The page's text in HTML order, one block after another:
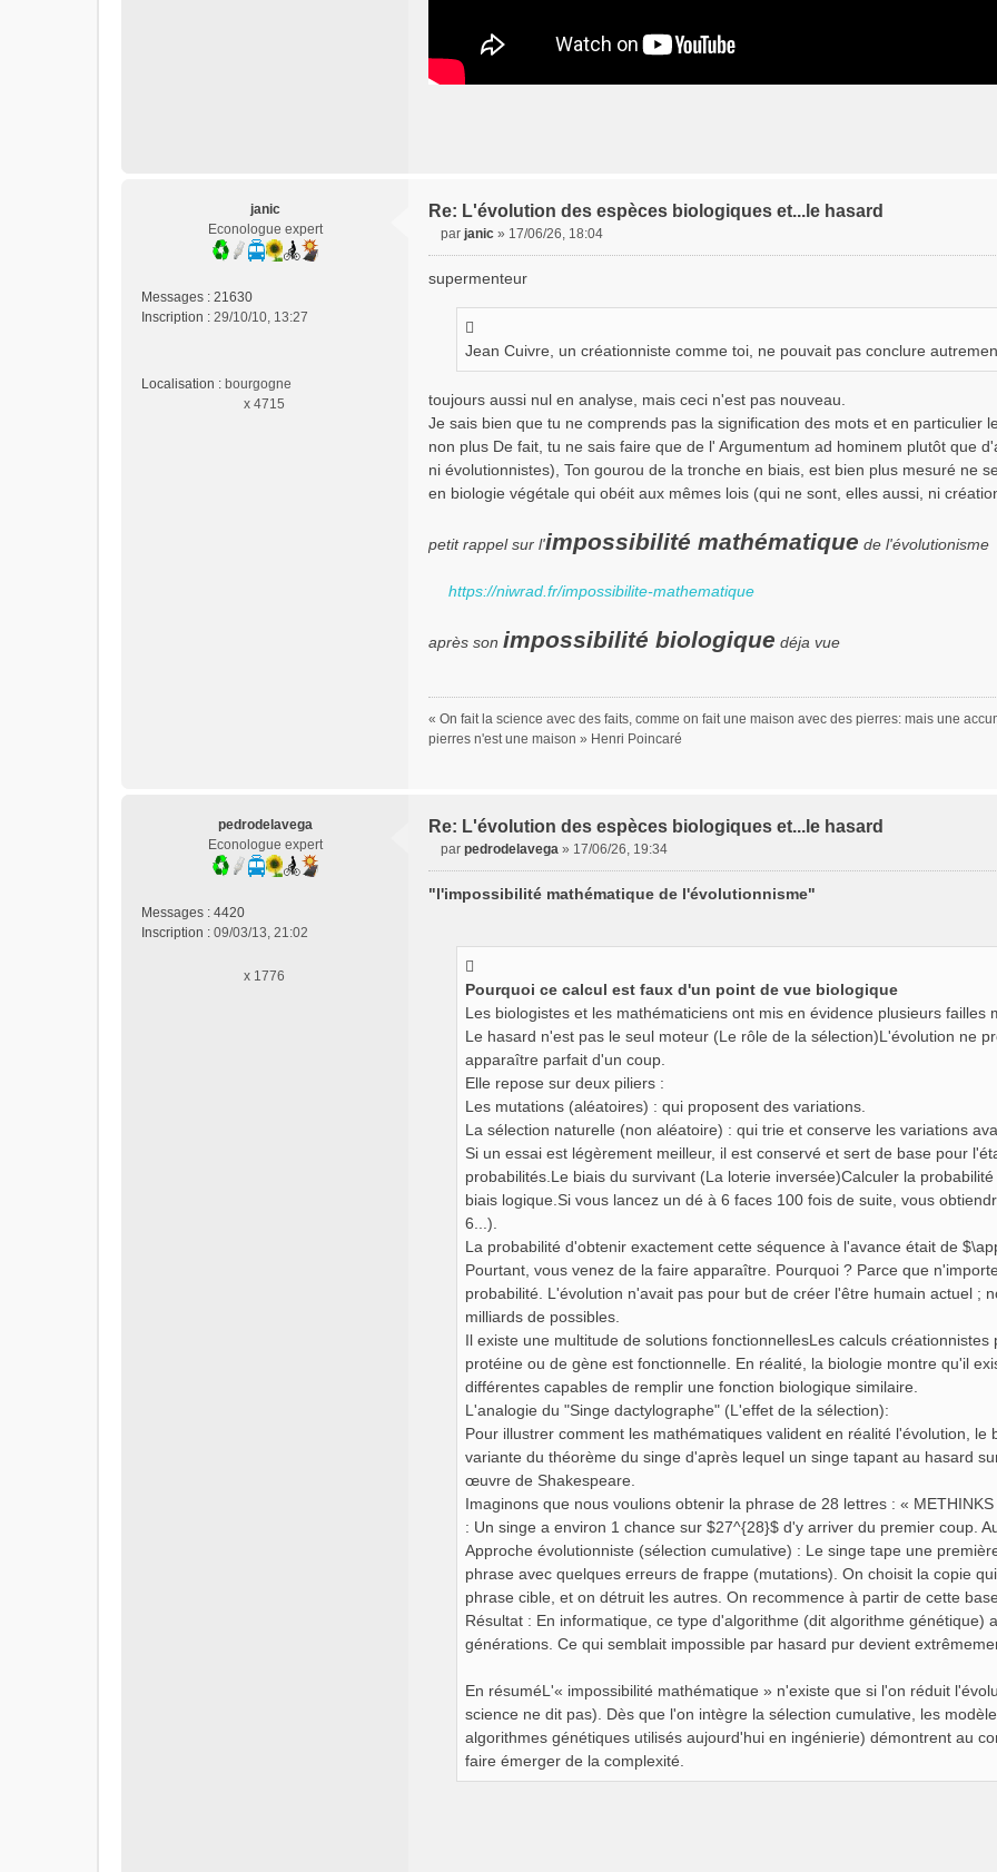
janic
Econologue expert
Messages : 21630
Inscription : 29/10/10, 13:27
Localisation : bourgogne
x 4715
Re: L'évolution des espèces biologiques et...le hasard
s
o
n
l
u
par janic » 17/06/26, 18:04
supermenteur
Jean Cuivre, un créationniste comme toi, ne pouvait pas conclure
toujours aussi nul en analyse, mais ceci n'est pas nouveau.
Je sais bien que tu ne comprends pas la signification des mots et en particulier
non plus De fait, tu ne sais faire que de l' Argumentum ad hominem plutôt que
ni évolutionnistes), Ton gourou de la tronche en biais, est bien plus mesuré ne
en biologie végétale qui obéit aux mêmes lois (qui ne sont, elles aussi, ni
petit rappel sur l'impossibilité mathématique de l'évolutionisme
https://niwrad.fr/impossibilite-mathematique
après son impossibilité biologique déja vue
« On fait la science avec des faits, comme on fait une maison avec des pierres: mais une
pierres n'est une maison » Henri Poincaré
pedrodelavega
Econologue expert
Messages : 4420
Inscription : 09/03/13, 21:02
x 1776
Re: L'évolution des espèces biologiques et...le hasard
s
par pedrodelavega » 17/06/26, 19:34
"l'impossibilité mathématique de l'évolutionnisme"
Pourquoi ce calcul est faux d'un point de vue biologique
Les biologistes et les mathématiciens ont mis en évidence plusieurs failles
Le hasard n'est pas le seul moteur (Le rôle de la sélection)L'évolution ne
apparaître parfait d'un coup.
Elle repose sur deux piliers :
Les mutations (aléatoires) : qui proposent des variations.
La sélection naturelle (non aléatoire) : qui trie et conserve les variations
Si un essai est légèrement meilleur, il est conservé et sert de base pour
probabilités.Le biais du survivant (La loterie inversée)Calculer la
biais logique.Si vous lancez un dé à 6 faces 100 fois de suite, vous
6...).
La probabilité d'obtenir exactement cette séquence à l'avance était de
Pourtant, vous venez de la faire apparaître. Pourquoi ? Parce que
probabilité. L'évolution n'avait pas pour but de créer l'être humain actuel ;
milliards de possibles.
Il existe une multitude de solutions fonctionnellesLes calculs
protéine ou de gène est fonctionnelle. En réalité, la biologie montre qu'il
différentes capables de remplir une fonction biologique similaire.
L'analogie du "Singe dactylographe" (L'effet de la sélection):
Pour illustrer comment les mathématiques valident en réalité l'évolution, le
variante du théorème du singe d'après lequel un singe tapant au hasard
œuvre de Shakespeare.
Imaginons que nous voulions obtenir la phrase de 28 lettres : «
: Un singe a environ 1 chance sur $27^{28}$ d'y arriver du premier coup.
Approche évolutionniste (sélection cumulative) : Le singe tape une
phrase avec quelques erreurs de frappe (mutations). On choisit la copie
phrase cible, et on détruit les autres. On recommence à partir de cette base.
Résultat : En informatique, ce type d'algorithme (dit algorithme génétique)
générations. Ce qui semblait impossible par hasard pur devient
En résuméL'« impossibilité mathématique » n'existe que si l'on réduit
science ne dit pas). Dès que l'on intègre la sélection cumulative, les
algorithmes génétiques utilisés aujourd'hui en ingénierie) démontrent au
faire émerger de la complexité.